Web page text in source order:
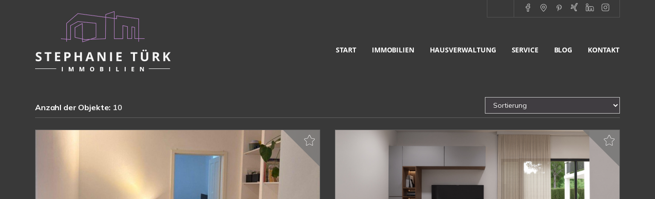
START IMMOBILIEN HAUSVERWALTUNG SERVICE BLOG KONTAKT
Anzahl der Objekte: 10